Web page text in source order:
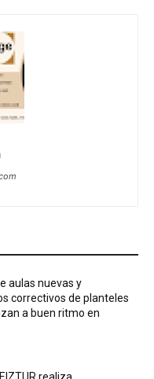
aulas nuevas y
correctivos de planteles
a buen ritmo en